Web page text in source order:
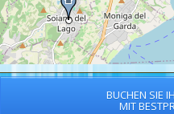
BUCHEN SIE
MIT